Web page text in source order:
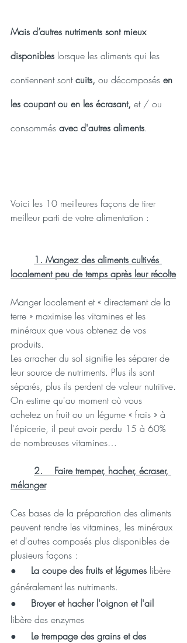
Mais d’autres nutriments sont mieux
disponibles lorsque les aliments qui les
contiennent sont cuits, ou décomposés en
les coupant ou en les écrasant, et / ou
consommés avec d'autres aliments.
Voici les 10 meilleures façons de tirer
meilleur parti de votre alimentation :
1. Mangez des aliments cultivés
localement peu de temps après leur récolte
Manger localement et « directement de la
terre » maximise les vitamines et les
minéraux que vous obtenez de vos
produits.
Les arracher du sol signifie les séparer de
leur source de nutriments. Plus ils sont
séparés, plus ils perdent de valeur nutritive.
On estime qu'au moment où vous
achetez un fruit ou un légume « frais » à
l'épicerie, il peut avoir perdu 15 à 60%
de nombreuses vitamines…
2. Faire tremper, hacher, écraser,
mélanger
Ces bases de la préparation des aliments
peuvent rendre les vitamines, les minéraux
et d'autres composés plus disponibles de
plusieurs façons :
● La coupe des fruits et légumes libère
généralement les nutriments.
● Broyer et hacher l'oignon et l'ail
libère des enzymes
● Le trempage des grains et des